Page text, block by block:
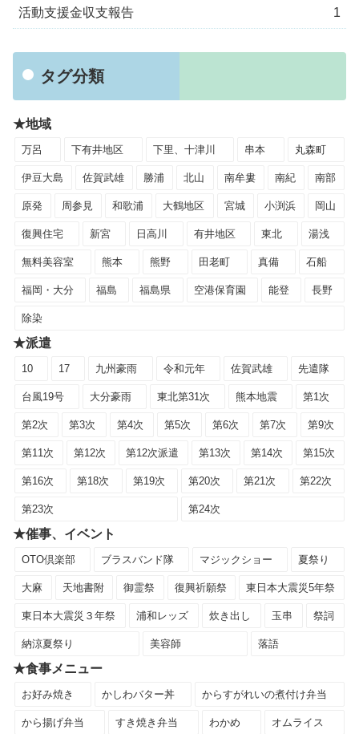
活動支援金収支報告 1
タグ分類
★地域
万呂 下有井地区 下里、十津川 串本 丸森町
伊豆大島 佐賀武雄 勝浦 北山 南牟婁 南紀 南部
原発 周参見 和歌浦 大鶴地区 宮城 小渕浜 岡山
復興住宅 新宮 日高川 有井地区 東北 湯浅
無料美容室 熊本 熊野 田老町 真備 石船
福岡・大分 福島 福島県 空港保育園 能登 長野
除染
★派遣
10 17 九州豪雨 令和元年 佐賀武雄 先遣隊
台風19号 大分豪雨 東北第31次 熊本地震 第1次
第2次 第3次 第4次 第5次 第6次 第7次 第9次
第11次 第12次 第12次派遣 第13次 第14次 第15次
第16次 第18次 第19次 第20次 第21次 第22次
第23次 第24次
★催事、イベント
OTO倶楽部 ブラスバンド隊 マジックショー 夏祭り
大麻 天地書附 御霊祭 復興祈願祭 東日本大震災5年祭
東日本大震災３年祭 浦和レッズ 炊き出し 玉串 祭詞
納涼夏祭り 美容師 落語
★食事メニュー
お好み焼き かしわバター丼 からすがれいの煮付け弁当
から揚げ弁当 すき焼き弁当 わかめ オムライス